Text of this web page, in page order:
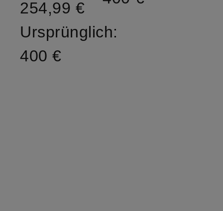
254,99 €
Ursprünglich:
400 €